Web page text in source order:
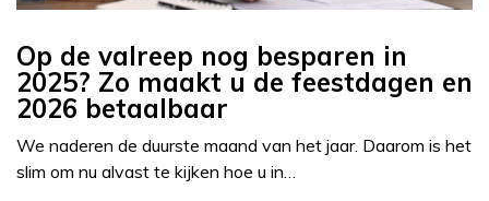
Op de valreep nog besparen in
2025? Zo maakt u de feestdagen en
2026 betaalbaar
We naderen de duurste maand van het jaar. Daarom is het
slim om nu alvast te kijken hoe u in…